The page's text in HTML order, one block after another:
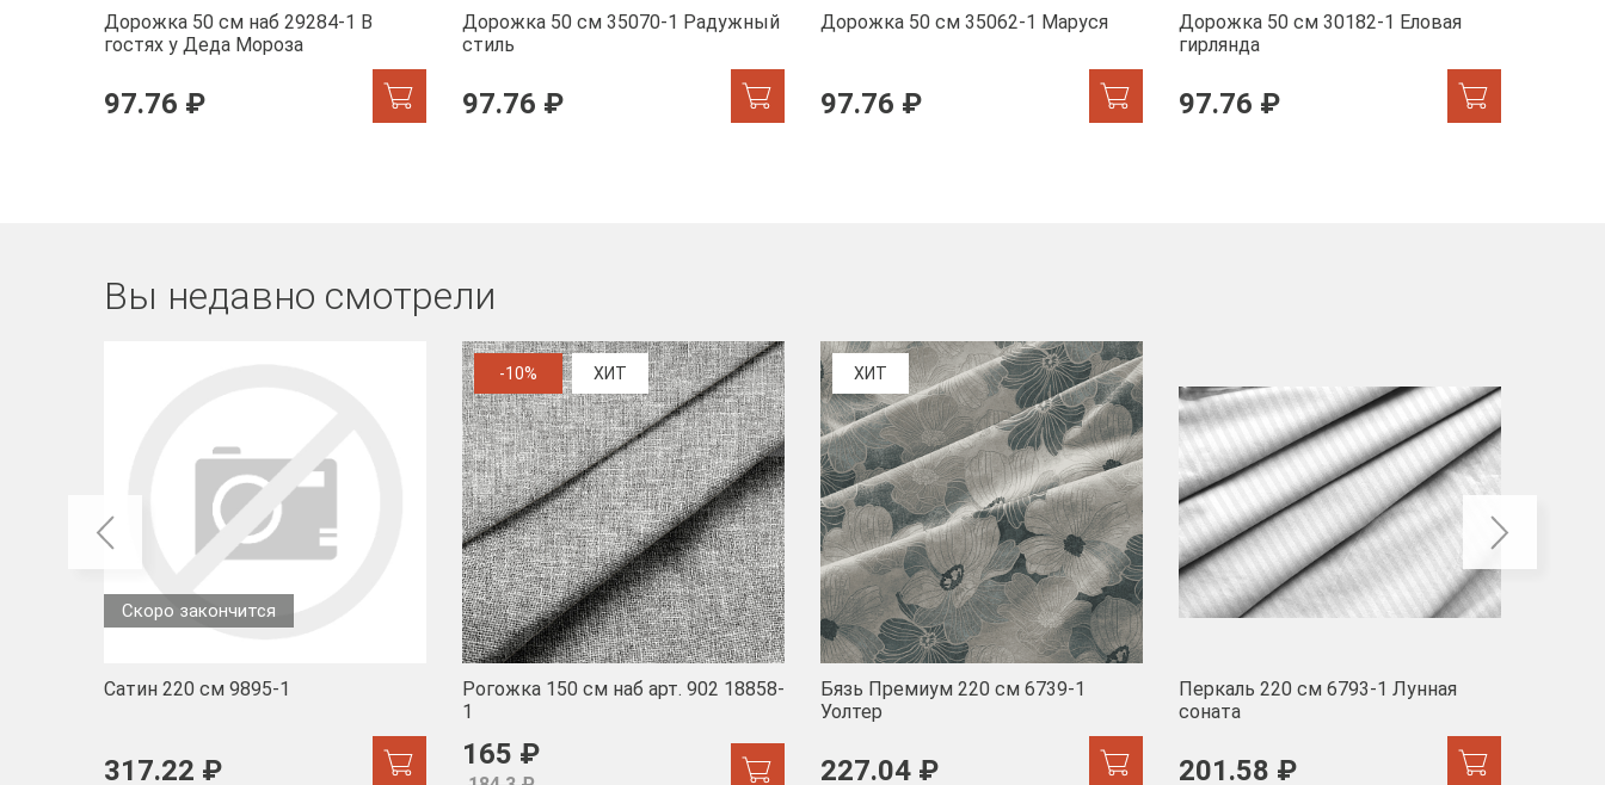
Дорожка 50 см наб 29284-1 В
гостях у Деда Мороза
97.76 ₽
Дорожка 50 см 35070-1 Радужный
стиль
97.76 ₽
Дорожка 50 см 35062-1 Маруся
97.76 ₽
Дорожка 50 см 30182-1 Еловая
гирлянда
97.76 ₽
Вы недавно смотрели
Скоро закончится
Сатин 220 см 9895-1
317.22 ₽
-10% ХИТ
Рогожка 150 см наб арт. 902 18858-
1
165 ₽
ХИТ
Бязь Премиум 220 см 6739-1
Уолтер
227.04 ₽
Перкаль 220 см 6793-1 Лунная
соната
201.58 ₽